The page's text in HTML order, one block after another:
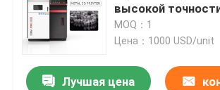
высокой
SLM 3D титана
MOQ：1
Цена：1000 USD/unit
Лучшая цена